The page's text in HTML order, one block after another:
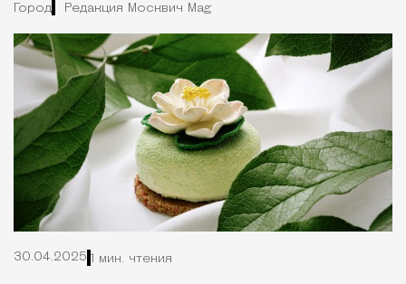
Город Редакция Москвич Mag
30.04.2025 1 мин. чтения